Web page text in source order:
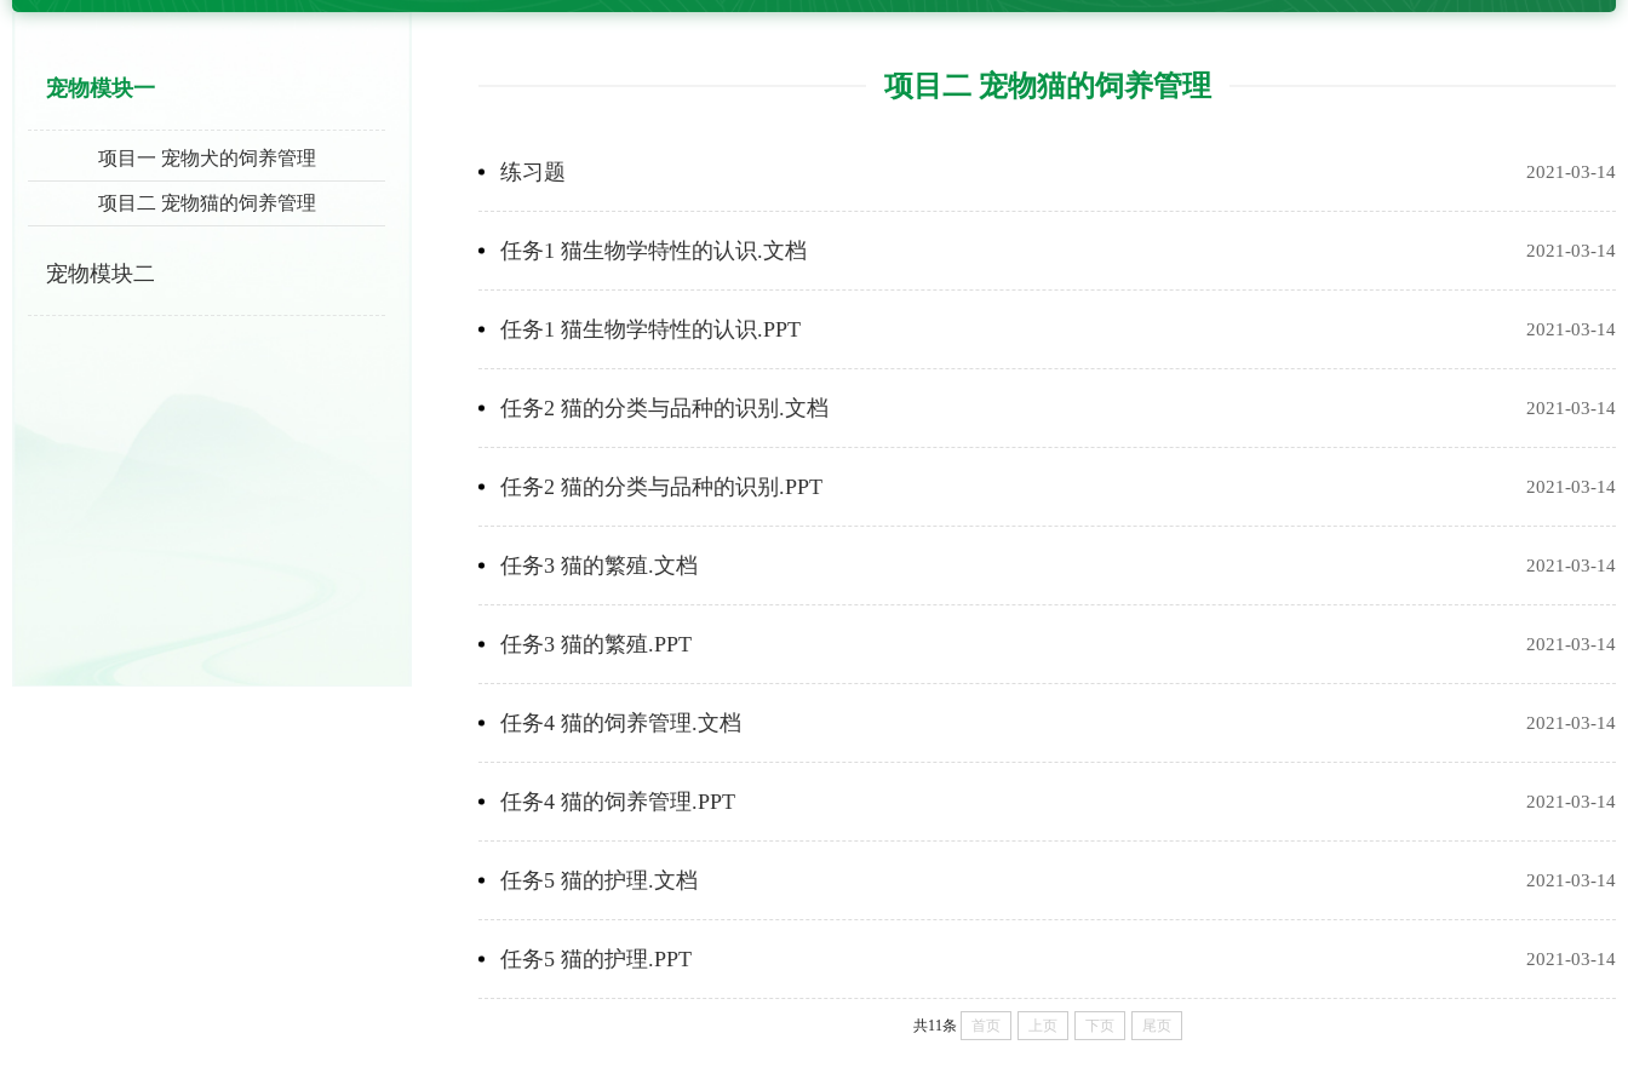
宠物模块一
项目一 宠物犬的饲养管理
项目二 宠物猫的饲养管理
宠物模块二
项目二 宠物猫的饲养管理
练习题 2021-03-14
任务1 猫生物学特性的认识.文档 2021-03-14
任务1 猫生物学特性的认识.PPT 2021-03-14
任务2 猫的分类与品种的识别.文档 2021-03-14
任务2 猫的分类与品种的识别.PPT 2021-03-14
任务3 猫的繁殖.文档 2021-03-14
任务3 猫的繁殖.PPT 2021-03-14
任务4 猫的饲养管理.文档 2021-03-14
任务4 猫的饲养管理.PPT 2021-03-14
任务5 猫的护理.文档 2021-03-14
任务5 猫的护理.PPT 2021-03-14
共11条 首页 上页 下页 尾页